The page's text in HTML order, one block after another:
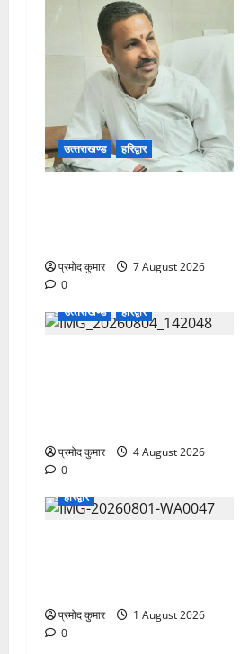
उत्‍तराखण्‍ड हरिद्वार
प्रमोद कुमार
7 August 2026
0
उत्‍तराखण्‍ड
हरिद्वार
प्रमोद कुमार
4 August 2026
0
हरिद्वार
प्रमोद कुमार
1 August 2026
0